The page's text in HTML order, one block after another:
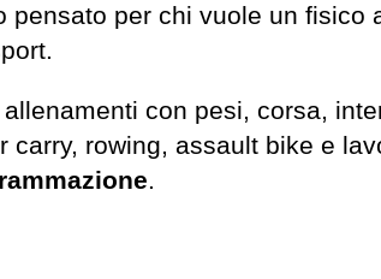
per chi vuole un fisico
con pesi, corsa,
rowing, assault bike e
.